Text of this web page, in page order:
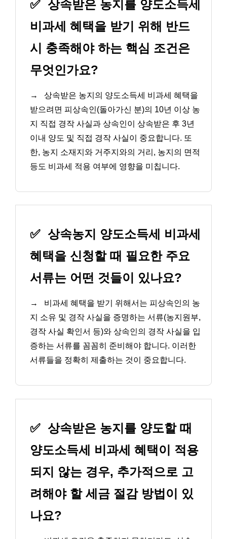
✅ 상속받은 농지를 양도소득세
비과세 혜택을 받기 위해 반드
시 충족해야 하는 핵심 조건은
무엇인가요?
→
상속받은 농지의 양도소득세 비과세 혜택을
받으려면 피상속인(돌아가신 분)의 10년 이상 농
지 직접 경작 사실과 상속인이 상속받은 후 3년
이내 양도 및 직접 경작 사실이 중요합니다. 또
한, 농지 소재지와 거주지와의 거리, 농지의 면적
등도 비과세 적용 여부에 영향을 미칩니다.
✅ 상속농지 양도소득세 비과세
혜택을 신청할 때 필요한 주요
서류는 어떤 것들이 있나요?
→
비과세 혜택을 받기 위해서는 피상속인의 농
지 소유 및 경작 사실을 증명하는 서류(농지원부,
경작 사실 확인서 등)와 상속인의 경작 사실을 입
증하는 서류를 꼼꼼히 준비해야 합니다. 이러한
서류들을 정확히 제출하는 것이 중요합니다.
✅ 상속받은 농지를 양도할 때
양도소득세 비과세 혜택이 적용
되지 않는 경우, 추가적으로 고
려해야 할 세금 절감 방법이 있
나요?